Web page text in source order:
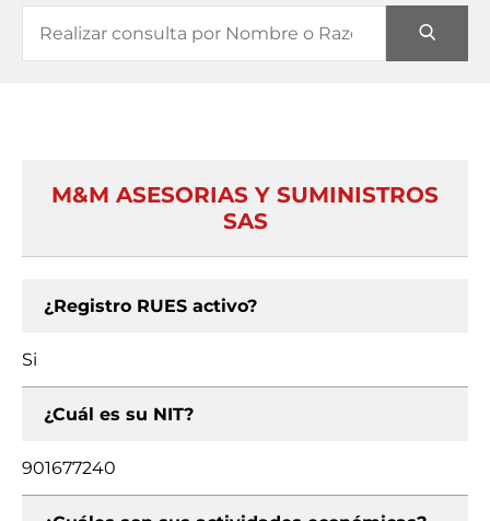
M&M ASESORIAS Y SUMINISTROS
SAS
¿Registro RUES activo?
Si
¿Cuál es su NIT?
901677240